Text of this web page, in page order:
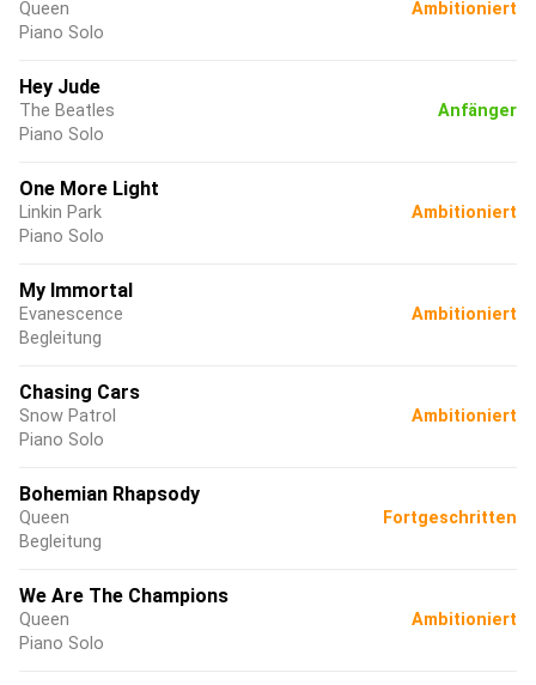
Queen
Piano Solo
Ambitioniert
Hey Jude
The Beatles
Piano Solo
Anfänger
One More Light
Linkin Park
Piano Solo
Ambitioniert
My Immortal
Evanescence
Begleitung
Ambitioniert
Chasing Cars
Snow Patrol
Piano Solo
Ambitioniert
Bohemian Rhapsody
Queen
Begleitung
Fortgeschritten
We Are The Champions
Queen
Piano Solo
Ambitioniert